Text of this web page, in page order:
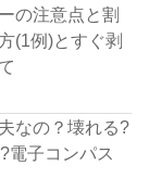
の注意点と割
(1例)とすぐ剥
なの？壊れる?
電子コンパス